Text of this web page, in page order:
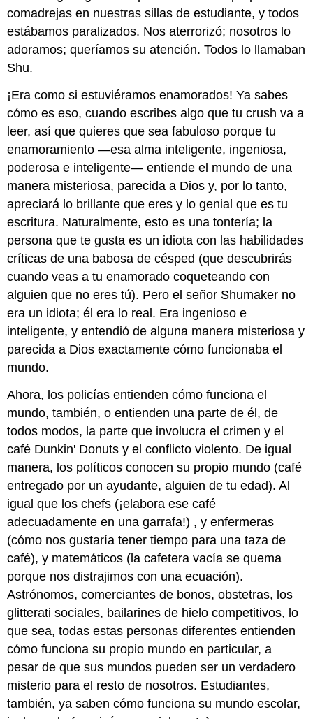
comadrejas en nuestras sillas de estudiante, y todos
estábamos paralizados. Nos aterrorizó; nosotros lo
adoramos; queríamos su atención. Todos lo llamaban
Shu.
¡Era como si estuviéramos enamorados! Ya sabes
cómo es eso, cuando escribes algo que tu crush va a
leer, así que quieres que sea fabuloso porque tu
enamoramiento —esa alma inteligente, ingeniosa,
poderosa e inteligente— entiende el mundo de una
manera misteriosa, parecida a Dios y, por lo tanto,
apreciará lo brillante que eres y lo genial que es tu
escritura. Naturalmente, esto es una tontería; la
persona que te gusta es un idiota con las habilidades
críticas de una babosa de césped (que descubrirás
cuando veas a tu enamorado coqueteando con
alguien que no eres tú). Pero el señor Shumaker no
era un idiota; él era lo real. Era ingenioso e
inteligente, y entendió de alguna manera misteriosa y
parecida a Dios exactamente cómo funcionaba el
mundo.
Ahora, los policías entienden cómo funciona el
mundo, también, o entienden una parte de él, de
todos modos, la parte que involucra el crimen y el
café Dunkin' Donuts y el conflicto violento. De igual
manera, los políticos conocen su propio mundo (café
entregado por un ayudante, alguien de tu edad). Al
igual que los chefs (¡elabora ese café
adecuadamente en una garrafa!) , y enfermeras
(cómo nos gustaría tener tiempo para una taza de
café), y matemáticos (la cafetera vacía se quema
porque nos distrajimos con una ecuación).
Astrónomos, comerciantes de bonos, obstetras, los
glitterati sociales, bailarines de hielo competitivos, lo
que sea, todas estas personas diferentes entienden
cómo funciona su propio mundo en particular, a
pesar de que sus mundos pueden ser un verdadero
misterio para el resto de nosotros. Estudiantes,
también, ya saben cómo funciona su mundo escolar,